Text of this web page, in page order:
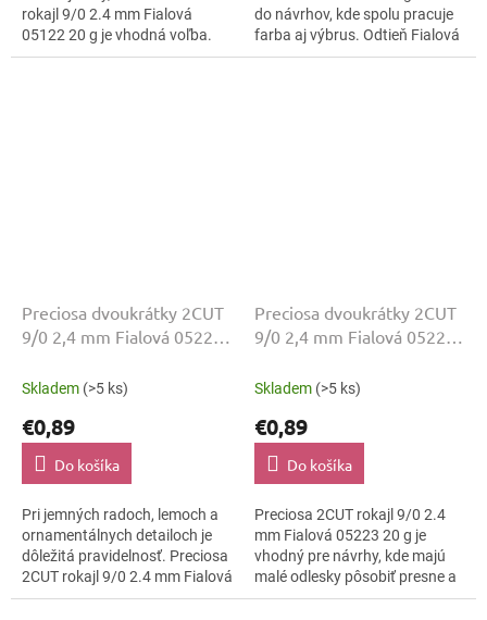
rokajl 9/0 2.4 mm Fialová
05122 20 g je vhodná voľba.
Farba Fialová ostáva čitateľná
do návrhov, kde spolu pracuje
farba aj výbrus. Odtieň Fialová
dopĺňa lesklo brúsená a
Preciosa dvoukrátky 2CUT
9/0 2,4 mm Fialová 05222
Skladem (>5 ks)
€0,89
Do košíka
Pri jemných radoch, lemoch a
ornamentálnych detailoch je
dôležitá pravidelnosť. Preciosa
2CUT rokajl 9/0 2.4 mm Fialová
05222 20 g spája tvar Preciosa
Preciosa dvoukrátky 2CUT
9/0 2,4 mm Fialová 05223
Skladem (>5 ks)
€0,89
Do košíka
Preciosa 2CUT rokajl 9/0 2.4
mm Fialová 05223 20 g je
vhodný pre návrhy, kde majú
malé odlesky pôsobiť presne a
čisto. Odtieň Fialová, povrch